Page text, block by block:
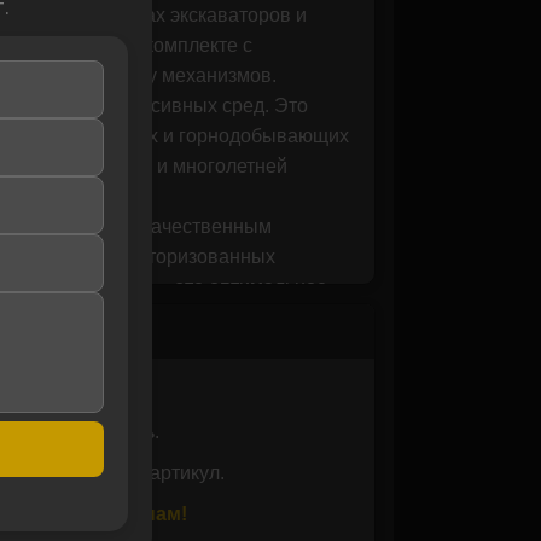
механизмах экскаваторов и
в комплекте с
работу механизмов.
агрессивных сред. Это
дорожных и горнодобывающих
сертификатами и многолетней
доступ к качественным
от авторизованных
и CTP COSTEX — это оптимальное
получаете не только надёжные
совместимость.
проверить артикул.
позвоните нам!